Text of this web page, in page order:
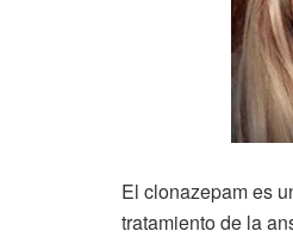
El clonazepam es
tratamiento de la